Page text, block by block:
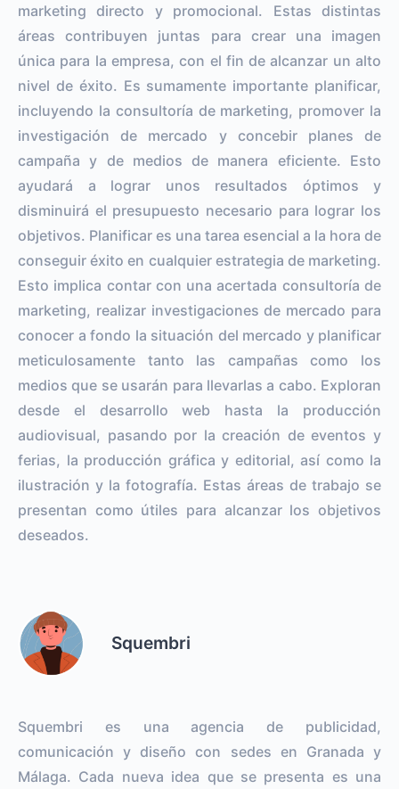
marketing directo y promocional. Estas distintas
áreas contribuyen juntas para crear una imagen
única para la empresa, con el fin de alcanzar un alto
nivel de éxito. Es sumamente importante planificar,
incluyendo la consultoría de marketing, promover la
investigación de mercado y concebir planes de
campaña y de medios de manera eficiente. Esto
ayudará a lograr unos resultados óptimos y
disminuirá el presupuesto necesario para lograr los
objetivos. Planificar es una tarea esencial a la hora de
conseguir éxito en cualquier estrategia de marketing.
Esto implica contar con una acertada consultoría de
marketing, realizar investigaciones de mercado para
conocer a fondo la situación del mercado y planificar
meticulosamente tanto las campañas como los
medios que se usarán para llevarlas a cabo. Exploran
desde el desarrollo web hasta la producción
audiovisual, pasando por la creación de eventos y
ferias, la producción gráfica y editorial, así como la
ilustración y la fotografía. Estas áreas de trabajo se
presentan como útiles para alcanzar los objetivos
deseados.
Squembri
Squembri es una agencia de publicidad,
comunicación y diseño con sedes en Granada y
Málaga. Cada nueva idea que se presenta es una